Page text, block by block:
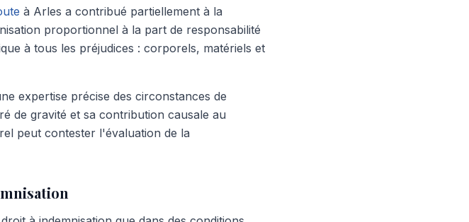
à Arles a contribué partiellement à la
proportionnel à la part de responsabilité
à tous les préjudices : corporels, matériels et
expertise précise des circonstances de
de gravité et sa contribution causale au
peut contester l'évaluation de la